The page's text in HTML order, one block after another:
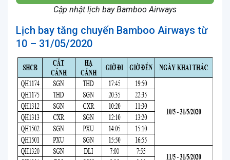
Cập nhật lịch bay Bamboo Airways
Lịch bay tăng chuyến Bamboo Airways từ
10 – 31/05/2020